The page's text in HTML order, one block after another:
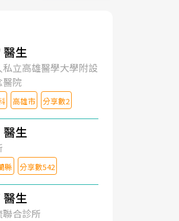
醫生
私立高雄醫學大學附設
醫院
高雄市 分享數2
生
縣 分享數542
醫生
合診所